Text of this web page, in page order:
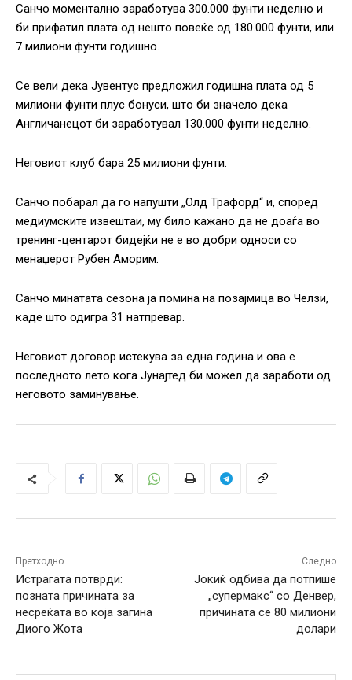
Санчо моментално заработува 300.000 фунти неделно и
би прифатил плата од нешто повеќе од 180.000 фунти, или
7 милиони фунти годишно.
Се вели дека Јувентус предложил годишна плата од 5
милиони фунти плус бонуси, што би значело дека
Англичанецот би заработувал 130.000 фунти неделно.
Неговиот клуб бара 25 милиони фунти.
Санчо побарал да го напушти „Олд Трафорд“ и, според
медиумските извештаи, му било кажано да не доаѓа во
тренинг-центарот бидејќи не е во добри односи со
менаџерот Рубен Аморим.
Санчо минатата сезона ја помина на позајмица во Челзи,
каде што одигра 31 натпревар.
Неговиот договор истекува за една година и ова е
последното лето кога Јунајтед би можел да заработи од
неговото заминување.
Претходно
Истрагата потврди:
позната причината за
несреќата во која загина
Диого Жота
Следно
Јокиќ одбива да потпише
„супермакс“ со Денвер,
причината се 80 милиони
долари